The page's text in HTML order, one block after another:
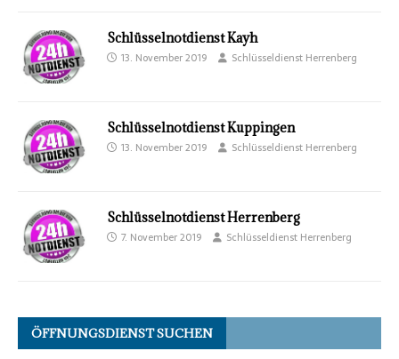
Schlüsselnotdienst Kayh
13. November 2019 Schlüsseldienst Herrenberg
Schlüsselnotdienst Kuppingen
13. November 2019 Schlüsseldienst Herrenberg
Schlüsselnotdienst Herrenberg
7. November 2019 Schlüsseldienst Herrenberg
ÖFFNUNGSDIENST SUCHEN